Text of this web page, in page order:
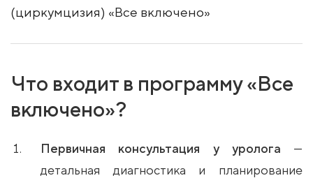
(циркумцизия) «Все включено»
Что входит в программу «Все
включено»?
Первичная консультация у уролога —
детальная диагностика и планирование